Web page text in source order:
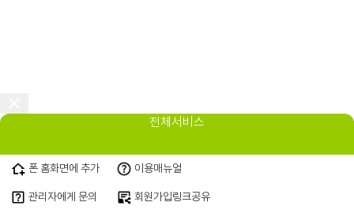
전체서비스
폰 홈화면에 추가 이용매뉴얼
관리자에게 문의 회원가입링크공유